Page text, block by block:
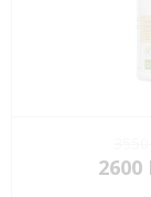
2600